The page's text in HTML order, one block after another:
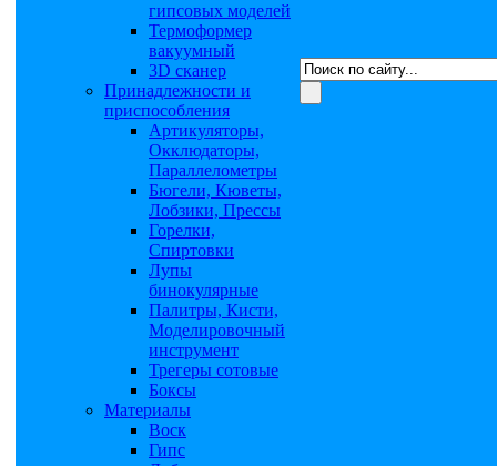
гипсовых моделей
Термоформер
вакуумный
3D сканер
Принадлежности и
приспособления
Артикуляторы,
Окклюдаторы,
Параллелометры
Бюгели, Кюветы,
Лобзики, Прессы
Горелки,
Спиртовки
Лупы
бинокулярные
Палитры, Кисти,
Моделировочный
инструмент
Трегеры сотовые
Боксы
Материалы
Воск
Гипс